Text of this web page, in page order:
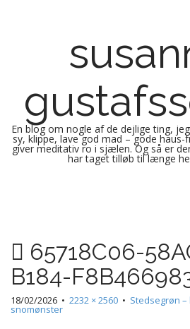
En blog om nogle af de dejlige ting,
sy, klippe, lave god mad – gode
giver meditativ ro i sjælen. Og så er
har taget tilløb til længe
n
m
e
n
u
t
o
c
o
n
65718C06-
B184-
18/02/2026 • 2232 × 2560 • Stedsegrøn
snomønster